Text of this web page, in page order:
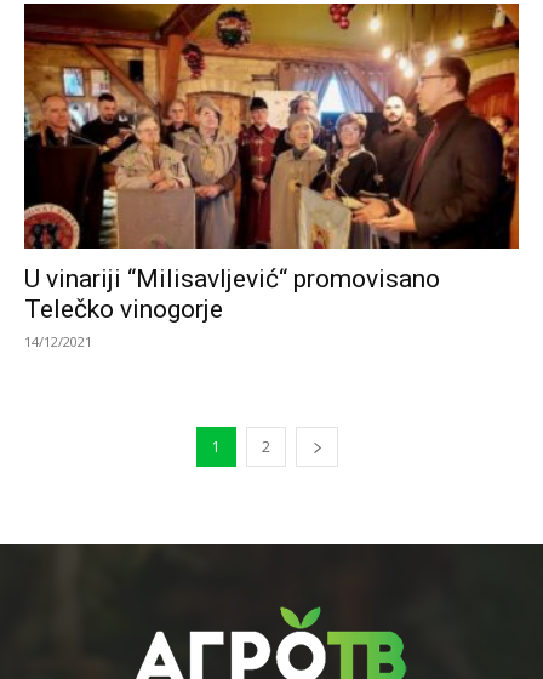
U vinariji “Milisavljević“ promovisano
Telečko vinogorje
14/12/2021
1 2